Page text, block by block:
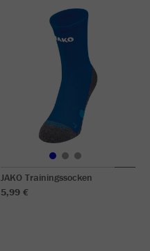
JAKO Trainingssocken
5,99 €